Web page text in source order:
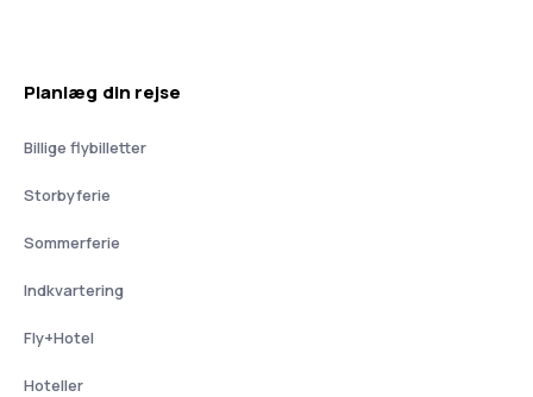
Planlæg din rejse
Billige flybilletter
Storbyferie
Sommerferie
Indkvartering
Fly+Hotel
Hoteller